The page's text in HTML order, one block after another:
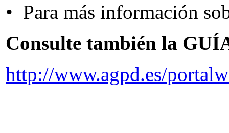
• Para más información
Consulte también la
http://www.agpd.es/